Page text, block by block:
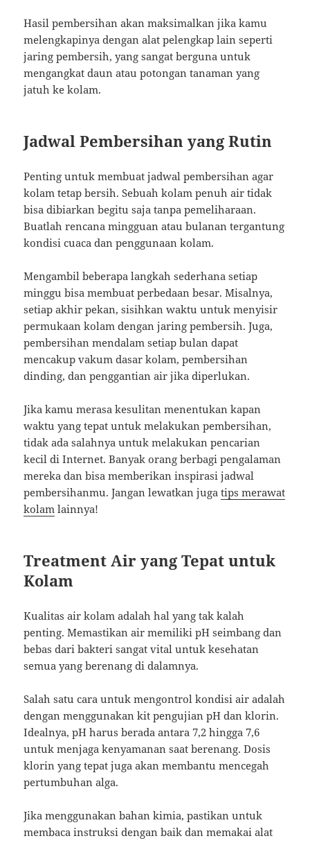
Hasil pembersihan akan maksimalkan jika kamu
melengkapinya dengan alat pelengkap lain seperti
jaring pembersih, yang sangat berguna untuk
mengangkat daun atau potongan tanaman yang
jatuh ke kolam.
Jadwal Pembersihan yang Rutin
Penting untuk membuat jadwal pembersihan agar
kolam tetap bersih. Sebuah kolam penuh air tidak
bisa dibiarkan begitu saja tanpa pemeliharaan.
Buatlah rencana mingguan atau bulanan tergantung
kondisi cuaca dan penggunaan kolam.
Mengambil beberapa langkah sederhana setiap
minggu bisa membuat perbedaan besar. Misalnya,
setiap akhir pekan, sisihkan waktu untuk menyisir
permukaan kolam dengan jaring pembersih. Juga,
pembersihan mendalam setiap bulan dapat
mencakup vakum dasar kolam, pembersihan
dinding, dan penggantian air jika diperlukan.
Jika kamu merasa kesulitan menentukan kapan
waktu yang tepat untuk melakukan pembersihan,
tidak ada salahnya untuk melakukan pencarian
kecil di Internet. Banyak orang berbagi pengalaman
mereka dan bisa memberikan inspirasi jadwal
pembersihanmu. Jangan lewatkan jugatips merawat
kolam lainnya!
Treatment Air yang Tepat untuk
Kolam
Kualitas air kolam adalah hal yang tak kalah
penting. Memastikan air memiliki pH seimbang dan
bebas dari bakteri sangat vital untuk kesehatan
semua yang berenang di dalamnya.
Salah satu cara untuk mengontrol kondisi air adalah
dengan menggunakan kit pengujian pH dan klorin.
Idealnya, pH harus berada antara 7,2 hingga 7,6
untuk menjaga kenyamanan saat berenang. Dosis
klorin yang tepat juga akan membantu mencegah
pertumbuhan alga.
Jika menggunakan bahan kimia, pastikan untuk
membaca instruksi dengan baik dan memakai alat